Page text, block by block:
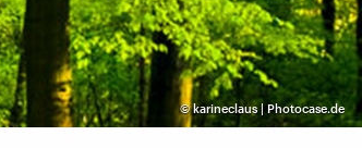
©karineclaus | Photocase.de